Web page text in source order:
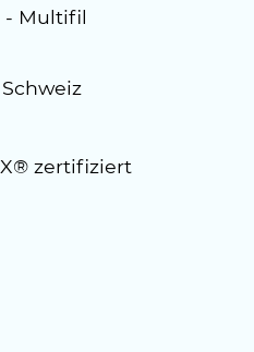
- Multifil
zertifiziert